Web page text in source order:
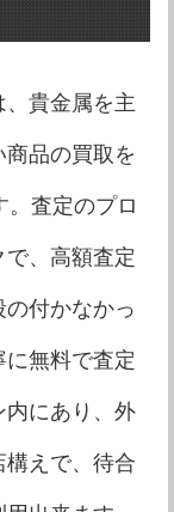
貴金属を主
品の買取を
。査定のプロ
、高額査定
付かなかっ
無料で査定
内にあり、外
えで、待合